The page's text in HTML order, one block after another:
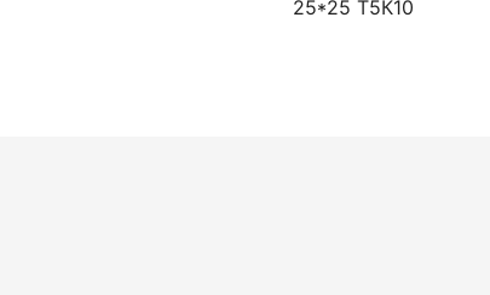
25*25 Т5К10